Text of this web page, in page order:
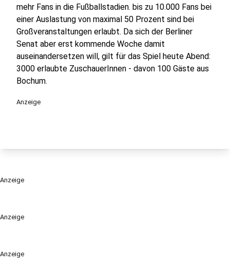
Anzeige
Anzeige
mehr Fans in die Fußballstadien. bis zu 10.000 Fans bei
einer Auslastung von maximal 50 Prozent sind bei
Großveranstaltungen erlaubt. Da sich der Berliner
Senat aber erst kommende Woche damit
auseinandersetzen will, gilt für das Spiel heute Abend:
3000 erlaubte ZuschauerInnen - davon 100 Gäste aus
Bochum.
Anzeige
Anzeige